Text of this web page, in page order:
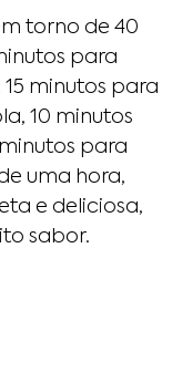
torno de 40
para
minutos para
10 minutos
para
uma hora,
e deliciosa,
sabor.